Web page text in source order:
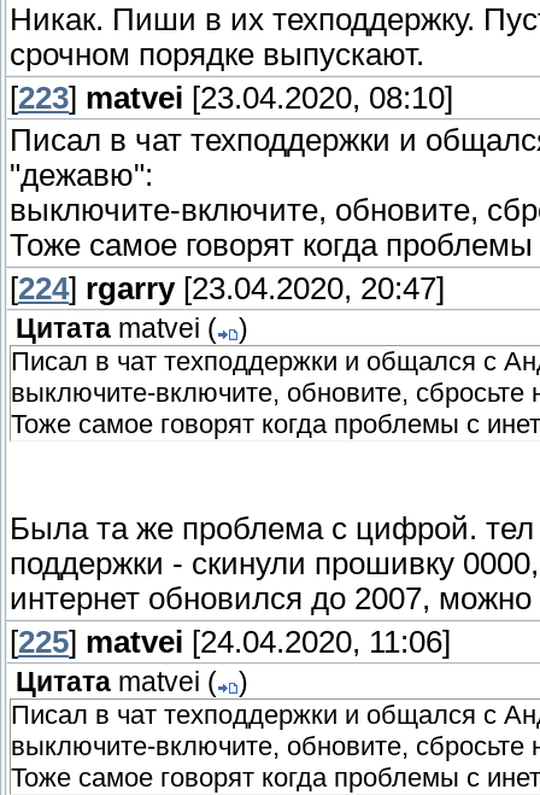
Никак. Пиши в их техподдержку.
срочном порядке выпускают.
[223] matvei [23.04.2020, 08:10]
Писал в чат техподдержки и
"дежавю":
выключите-включите, обновите,
Тоже самое говорят когда
[224] rgarry[23.04.2020, 20:47]
Цитата matvei (
)
Писал в чат техподдержки и общался с
выключите-включите, обновите, сбросьте
Тоже самое говорят когда проблемы с
Была та же проблема с цифрой.
поддержки - скинули прошивку
интернет обновился до 2007,
[225] matvei [24.04.2020, 11:06]
Цитата matvei (
)
Писал в чат техподдержки и общался с
выключите-включите, обновите, сбросьте
Тоже самое говорят когда проблемы с